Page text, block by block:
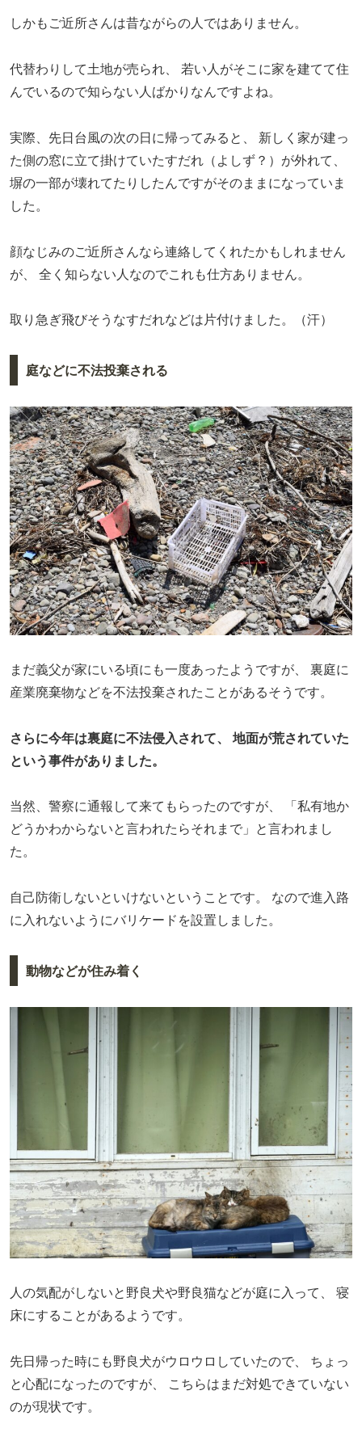
しかもご近所さんは昔ながらの人ではありません。
代替わりして土地が売られ、
若い人がそこに家を建てて住
んでいるので知らない人ばかりなんですよね。
実際、先日台風の次の日に帰ってみると、
新しく家が建っ
た側の窓に立て掛けていたすだれ（よしず？）が外れて、
塀の一部が壊れてたりしたんですがそのままになっていま
した。
顔なじみのご近所さんなら連絡してくれたかもしれません
が、
全く知らない人なのでこれも仕方ありません。
取り急ぎ飛びそうなすだれなどは片付けました。（汗）
庭などに不法投棄される
まだ義父が家にいる頃にも一度あったようですが、
裏庭に
産業廃棄物などを不法投棄されたことがあるそうです。
さらに今年は裏庭に不法侵入されて、
地面が荒されていた
という事件がありました。
当然、警察に通報して来てもらったのですが、
「私有地か
どうかわからないと言われたらそれまで」と言われまし
た。
自己防衛しないといけないということです。
なので進入路
に入れないようにバリケードを設置しました。
動物などが住み着く
人の気配がしないと野良犬や野良猫などが庭に入って、
寝
床にすることがあるようです。
先日帰った時にも野良犬がウロウロしていたので、
ちょっ
と心配になったのですが、
こちらはまだ対処できていない
のが現状です。